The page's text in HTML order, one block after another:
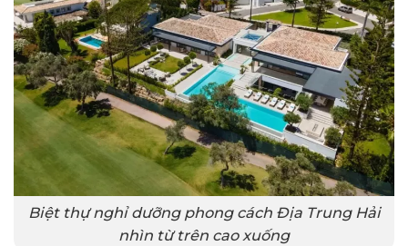
Biệt thự nghỉ dưỡng phong cách Địa Trung Hải
nhìn từ trên cao xuống